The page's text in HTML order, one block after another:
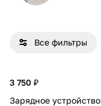
Все фильтры
3 750 ₽
Зарядное устройство